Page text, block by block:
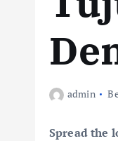
admin
Spread the